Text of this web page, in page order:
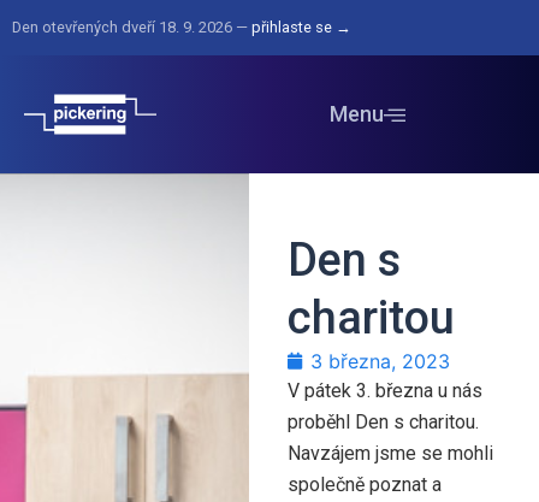
Den otevřených dveří 18. 9. 2026 — přihlaste se →
Menu
Den s
charitou
3 března, 2023
V pátek 3. března u nás
proběhl Den s charitou.
Navzájem jsme se mohli
společně poznat a